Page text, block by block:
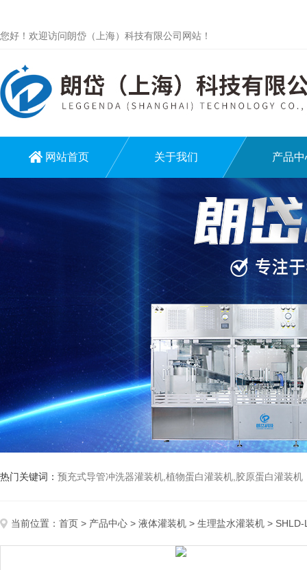
您好！欢迎访问朗岱（上海）科技有限公司网站！
网站首页 关于我们 产品中
热门关键词： 预充式导管冲洗器灌装机,植物蛋白灌装机,胶原蛋白灌装机
当前位置： 首页 > 产品中心 > 液体灌装机 > 生理盐水灌装机 > SHLD-